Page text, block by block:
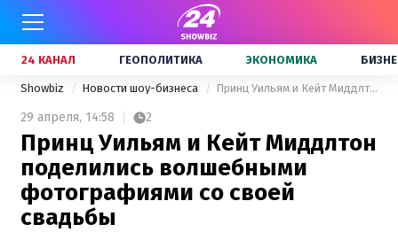
24 КАНАЛ ГЕОПОЛИТИКА ЭКОНОМИКА
Showbiz Новости шоу-бизнеса Принц Уильям и Кейт Миддлтон поделились волшебными фотографиями со своей свадьбы
29 апреля, 14:58 2
Принц Уильям и Кейт Миддлтон
поделились волшебными
фотографиями со своей
свадьбы